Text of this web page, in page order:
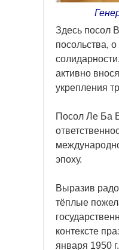
Здесь посол
посольства,
активно
укрепления
Посол Ле Ба
эпоху.
Выразив
тёплые
контексте
января 1950